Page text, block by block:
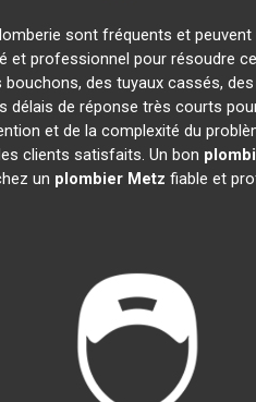
sont fréquents et
et professionnel pour résoudre
des tuyaux cassés,
délais de réponse très courts
et de la complexité du
clients satisfaits. Un bon
un plombier Metz fiable et